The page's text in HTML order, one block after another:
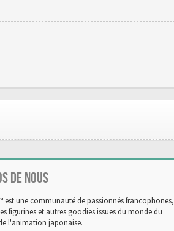
DE NOUS
est une communauté de passionnés francophones,
figurines et autres goodies issues du monde du
l'animation japonaise.